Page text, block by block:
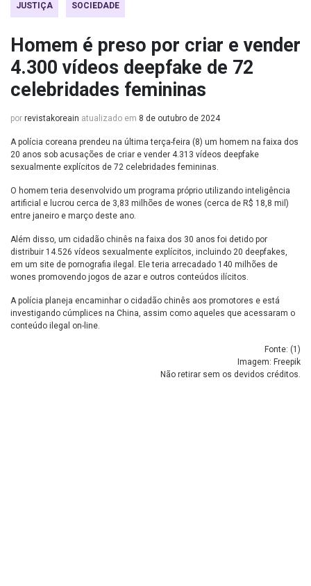
JUSTIÇA SOCIEDADE
Homem é preso por criar e vender
4.300 vídeos deepfake de 72
celebridades femininas
por revistakoreain atualizado em 8 de outubro de 2024
A polícia coreana prendeu na última terça-feira (8) um homem na faixa dos
20 anos sob acusações de criar e vender 4.313 vídeos deepfake
sexualmente explícitos de 72 celebridades femininas.
O homem teria desenvolvido um programa próprio utilizando inteligência
artificial e lucrou cerca de 3,83 milhões de wones (cerca de R$ 18,8 mil)
entre janeiro e março deste ano.
Além disso, um cidadão chinês na faixa dos 30 anos foi detido por
distribuir 14.526 vídeos sexualmente explícitos, incluindo 20 deepfakes,
em um site de pornografia ilegal. Ele teria arrecadado 140 milhões de
wones promovendo jogos de azar e outros conteúdos ilícitos.
A polícia planeja encaminhar o cidadão chinês aos promotores e está
investigando cúmplices na China, assim como aqueles que acessaram o
conteúdo ilegal on-line.
Fonte: (1 )
Imagem: Freepik
Não retirar sem os devidos créditos.